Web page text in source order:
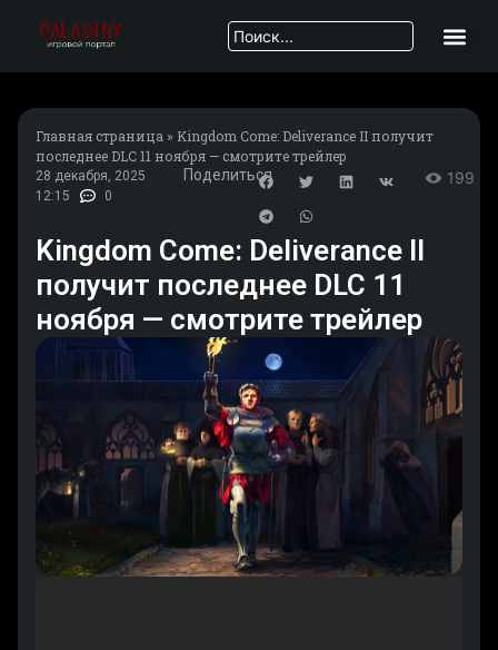
Главная страница » Kingdom Come: Deliverance II получит
последнее DLC 11 ноября — смотрите трейлер
28 декабря, 2025
12:15
0
Поделиться 199
Kingdom Come: Deliverance II
получит последнее DLC 11
ноября — смотрите трейлер